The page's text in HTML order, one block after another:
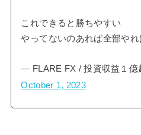
これできると勝ちやすい
やってないのあれば全部やれ
— FLARE FX / 投資収益１億
October 1, 2023